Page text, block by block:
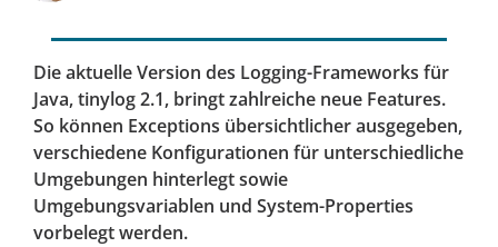
Die aktuelle Version des Logging-Frameworks für
Java, tinylog 2.1, bringt zahlreiche neue Features.
So können Exceptions übersichtlicher ausgegeben,
verschiedene Konfigurationen für unterschiedliche
Umgebungen hinterlegt sowie
Umgebungsvariablen und System-Properties
vorbelegt werden.